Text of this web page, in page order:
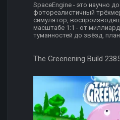
SpaceEngine - это научно
фотореалистичный
симулятор,
масштабе 1:1 - от
туманностей до звёзд,
The Greenening Build